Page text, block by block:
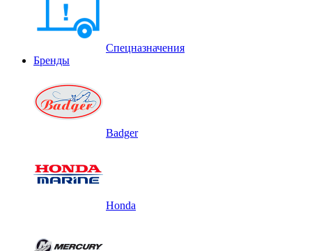
Спецназначения
Бренды
Badger
Honda